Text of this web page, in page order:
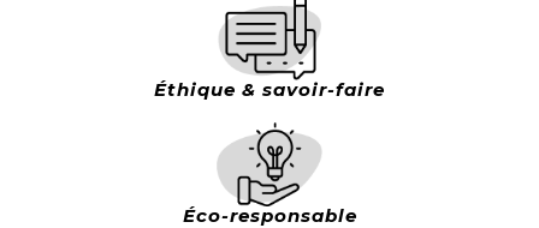
Éthique & savoir-faire
Éco-responsable